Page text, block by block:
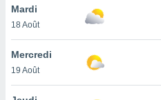
la
ne
Mardi
18 Août
Mercredi
19 Août